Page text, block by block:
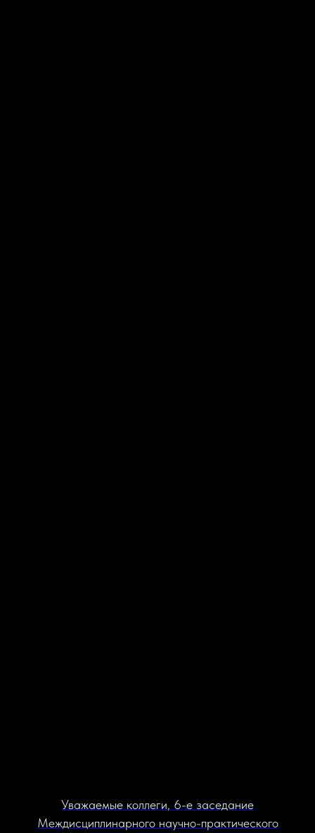
Уважаемые коллеги, 6-е заседание
Междисциплинарного научно-практического